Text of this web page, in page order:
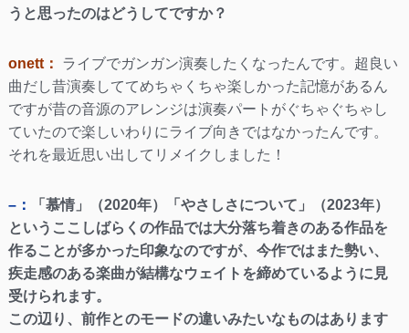
うと思ったのはどうしてですか？
onett：
ライブでガンガン演奏したくなったんです。超良い
曲だし昔演奏しててめちゃくちゃ楽しかった記憶があるん
ですが昔の音源のアレンジは演奏パートがぐちゃぐちゃし
ていたので楽しいわりにライブ向きではなかったんです。
それを最近思い出してリメイクしました！
–：
「慕情」（2020年）「やさしさについて」（2023年）
というここしばらくの作品では大分落ち着きのある作品を
作ることが多かった印象なのですが、今作ではまた勢い、
疾走感のある楽曲が結構なウェイトを締めているように見
受けられます。
この辺り、前作とのモードの違いみたいなものはあります